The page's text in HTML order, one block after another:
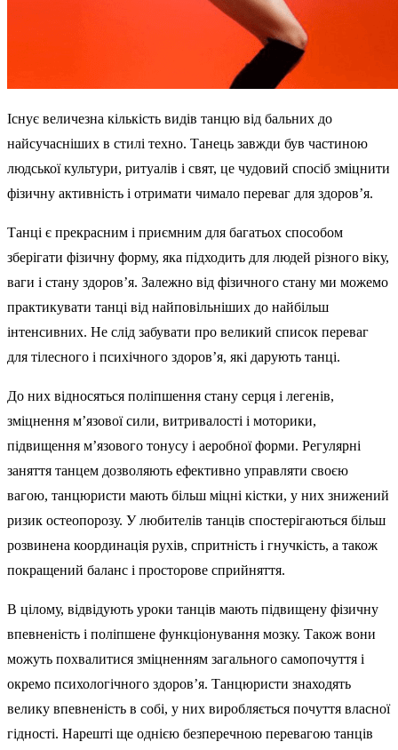
Існує величезна кількість видів танцю від бальних до
найсучасніших в стилі техно. Танець завжди був частиною
людської культури, ритуалів і свят, це чудовий спосіб зміцнити
фізичну активність і отримати чимало переваг для здоров’я.
Танці є прекрасним і приємним для багатьох способом
зберігати фізичну форму, яка підходить для людей різного віку,
ваги і стану здоров’я. Залежно від фізичного стану ми можемо
практикувати танці від найповільніших до найбільш
інтенсивних. Не слід забувати про великий список переваг
для тілесного і психічного здоров’я, які дарують танці.
До них відносяться поліпшення стану серця і легенів,
зміцнення м’язової сили, витривалості і моторики,
підвищення м’язового тонусу і аеробної форми. Регулярні
заняття танцем дозволяють ефективно управляти своєю
вагою, танцюристи мають більш міцні кістки, у них знижений
ризик остеопорозу. У любителів танців спостерігаються більш
розвинена координація рухів, спритність і гнучкість, а також
покращений баланс і просторове сприйняття.
В цілому, відвідують уроки танців мають підвищену фізичну
впевненість і поліпшене функціонування мозку. Також вони
можуть похвалитися зміцненням загального самопочуття і
окремо психологічного здоров’я. Танцюристи знаходять
велику впевненість в собі, у них виробляється почуття власної
гідності. Нарешті ще однією безперечною перевагою танців